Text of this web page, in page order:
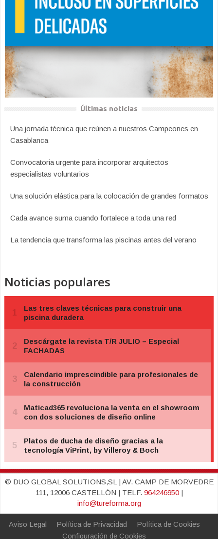
Últimas noticias
Una jornada técnica que reúnen a nuestros Campeones en
Casablanca
Convocatoria urgente para incorporar arquitectos
especialistas voluntarios
Una solución elástica para la colocación de grandes formatos
Cada avance suma cuando fortalece a toda una red
La tendencia que transforma las piscinas antes del verano
Noticias populares
© DUO GLOBAL SOLUTIONS,SL | AV. CAMP DE MORVEDRE
111, 12006 CASTELLÓN | TELF. 964246950|
info@tureforma.org
Aviso Legal Política de Privacidad
Política de Cookies
Configuración de Cookies